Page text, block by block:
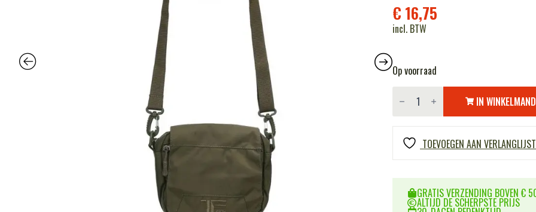
€ 16,75
incl. BTW
Op voorraad
TF-
2215
schouder
tasje
Ranger
Green
IN WINKELMAND
TOEVOEGEN AAN VERLANGLIJST
GRATIS VERZENDING BOVEN €
ALTIJD DE SCHERPSTE PRIJS